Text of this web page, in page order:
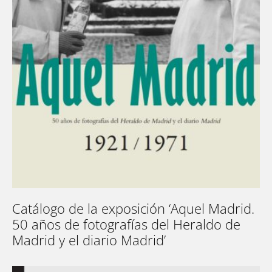
Catálogo de la exposición ‘Aquel Madrid.
50 años de fotografías del Heraldo de
Madrid y el diario Madrid’